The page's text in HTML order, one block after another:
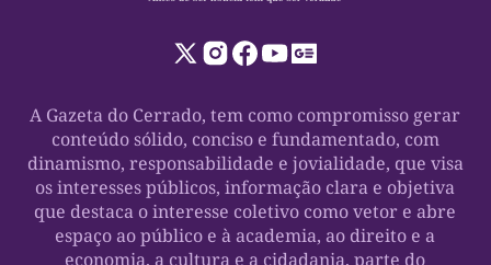
A Gazeta do Cerrado, tem como compromisso gerar
conteúdo sólido, conciso e fundamentado, com
dinamismo, responsabilidade e jovialidade, que visa
os interesses públicos, informação clara e objetiva
que destaca o interesse coletivo como vetor e abre
espaço ao público e à academia, ao direito e a
economia, a cultura e a cidadania, parte do